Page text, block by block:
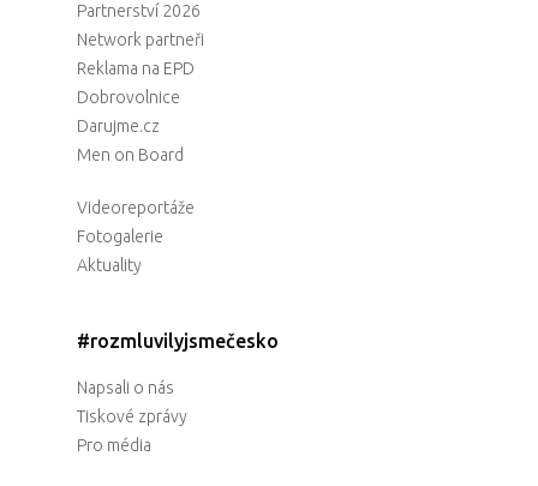
Partnerství 2026
Network partneři
Reklama na EPD
Dobrovolnice
Darujme.cz
Men on Board
Videoreportáže
Fotogalerie
Aktuality
#rozmluvilyjsmečesko
Napsali o nás
Tiskové zprávy
Pro média